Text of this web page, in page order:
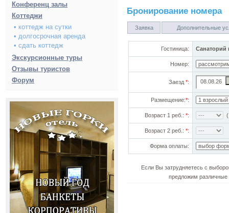
Конференц залы
Коттеджи
• коттедж на сутки
• долгосрочная аренда
• сдать коттедж
Экскурсионные туры
Отзывы туристов
Форум
Бронирование номера
Заявка Дополнительные
Гостиница: Санаторий
Номер:
Заезд *:
Размещение:*:
Возраст 1 реб.: *:
Возраст 2 реб.: *:
Форма оплаты:
Если Вы затрудняетесь с
предложим различные